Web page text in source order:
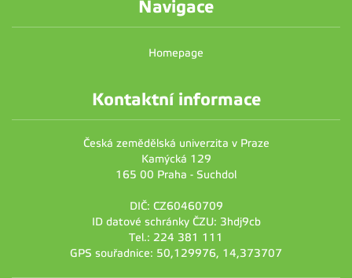
Navigace
Homepage
Kontaktní informace
Česká zemědělská univerzita v Praze
Kamýcká 129
165 00 Praha - Suchdol
DIČ: CZ60460709
ID datové schránky ČZU: 3hdj9cb
Tel.: 224 381 111
GPS souřadnice: 50,129976, 14,373707